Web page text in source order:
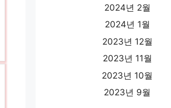
2024년 2월
2024년 1월
2023년 12월
2023년 11월
2023년 10월
2023년 9월